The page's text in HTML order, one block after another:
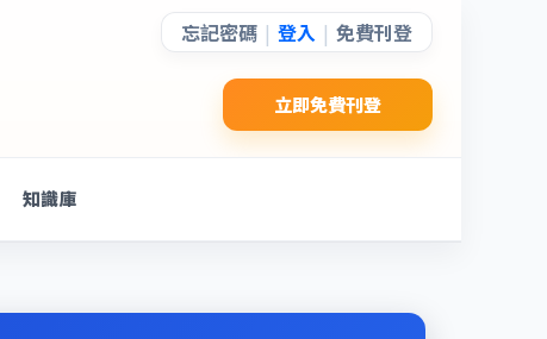
立即免費刊登
忘記密碼 | 登入 | 免費刊登
知識庫